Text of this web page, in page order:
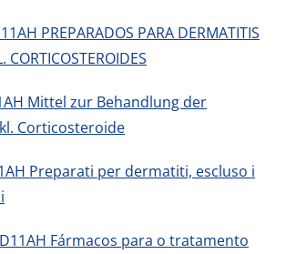
PREPARADOS PARA DERMATITIS
CORTICOSTEROIDES
Mittel zur Behandlung der
Corticosteroide
Preparati per dermatiti, escluso i
D11AH Fármacos para o tratamento